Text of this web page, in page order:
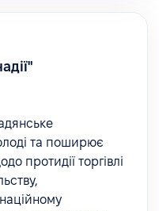
та поширює
протидії торгівлі